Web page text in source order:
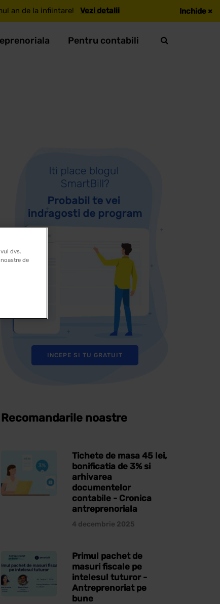
an de la infiintare! Vezi detalii Inchide ×
Pentru contabili
INCEPE SI TU GRATUIT
Recomandarile noastre
Tichete de masa 45 lei,
bonificatia de 3% si
arhivarea
documentelor
contabile - Cronica
antreprenoriala
4 decembrie 2025
Primul pachet de
masuri fiscale pe
intelesul tuturor -
Antreprenoriat pe
bune
dvs.
de